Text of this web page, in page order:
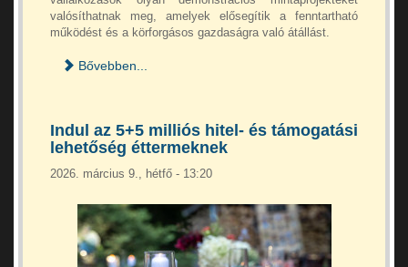
valósíthatnak meg, amelyek elősegítik a fenntartható
működést és a körforgásos gazdaságra való átállást.
Bővebben...
Indul az 5+5 milliós hitel- és támogatási
lehetőség éttermeknek
2026. március 9., hétfő - 13:20